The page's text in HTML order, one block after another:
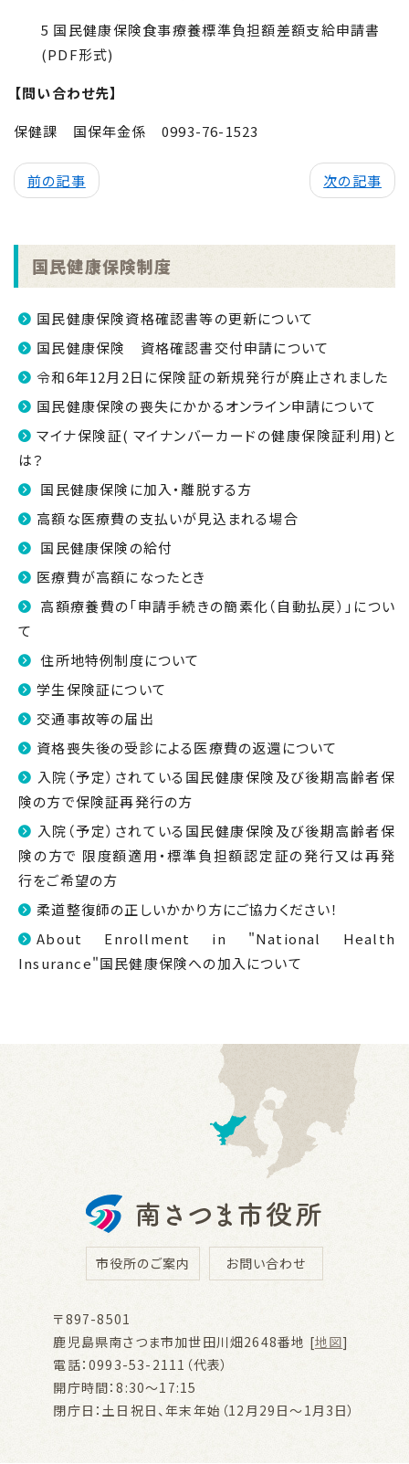
5 国民健康保険食事療養標準負担額差額支給申請書
(PDF形式)
【問い合わせ先】
保健課 国保年金係 0993-76-1523
前の記事 次の記事
国民健康保険制度
国民健康保険資格確認書等の更新について
国民健康保険 資格確認書交付申請について
令和6年12月2日に保険証の新規発行が廃止されました
国民健康保険の喪失にかかるオンライン申請について
マイナ保険証( マイナンバーカードの健康保険証利用)と
は？
国民健康保険に加入・離脱する方
高額な医療費の支払いが見込まれる場合
国民健康保険の給付
医療費が高額になったとき
高額療養費の「申請手続きの簡素化（自動払戻）」につい
て
住所地特例制度について
学生保険証について
交通事故等の届出
資格喪失後の受診による医療費の返還について
入院（予定）されている国民健康保険及び後期高齢者保
険の方で保険証再発行の方
入院（予定）されている国民健康保険及び後期高齢者保
険の方で 限度額適用・標準負担額認定証の発行又は再発
行をご希望の方
柔道整復師の正しいかかり方にご協力ください！
About Enrollment in "National Health
Insurance"国民健康保険への加入について
市役所のご案内 お問い合わせ
〒897-8501
鹿児島県南さつま市加世田川畑2648番地 [地図]
電話：0993-53-2111（代表）
開庁時間：8:30～17:15
閉庁日：土日祝日、年末年始（12月29日～1月3日）